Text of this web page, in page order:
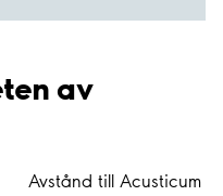
av
Avstånd till Acusticum